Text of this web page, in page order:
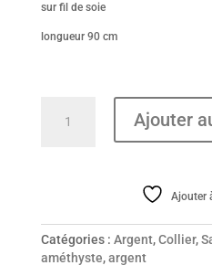
sur fil de soie
longueur 90 cm
Ajouter
Ajouter
Catégories : Argent,Collier,
améthyste,argent